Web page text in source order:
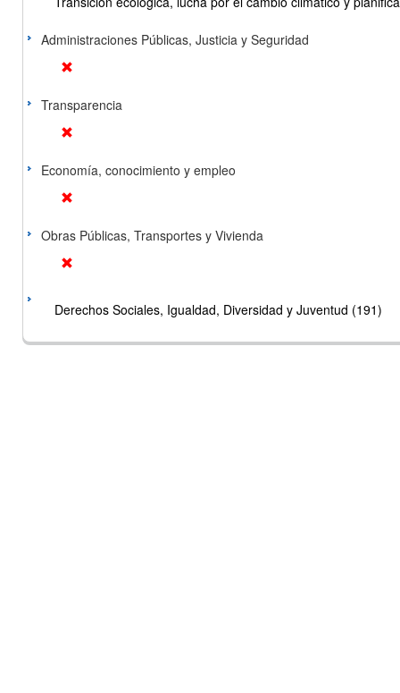
Administraciones Públicas, Justicia y Seguridad
Transparencia
Economía, conocimiento y empleo
Obras Públicas, Transportes y Vivienda
Derechos Sociales, Igualdad, Diversidad y Juventud (191)